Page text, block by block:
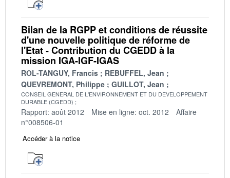
Bilan de la RGPP et conditions de réussite
d'une nouvelle politique de réforme de
l'Etat - Contribution du CGEDD à la
mission IGA-IGF-IGAS
ROL-TANGUY, Francis
REBUFFEL, Jean
QUEVREMONT, Philippe
GUILLOT, Jean
CONSEIL GENERAL DE L'ENVIRONNEMENT ET DU DEVELOPPEMENT
DURABLE (CGEDD)
Rapport: août 2012 Mise en ligne: oct. 2012
Affaire
n°008506-01
Accéder à la notice